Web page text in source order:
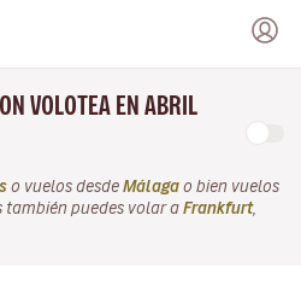
VOLOTEA EN ABRIL
o vuelos desde Málaga o bien vuelos
también puedes volar a Frankfurt,